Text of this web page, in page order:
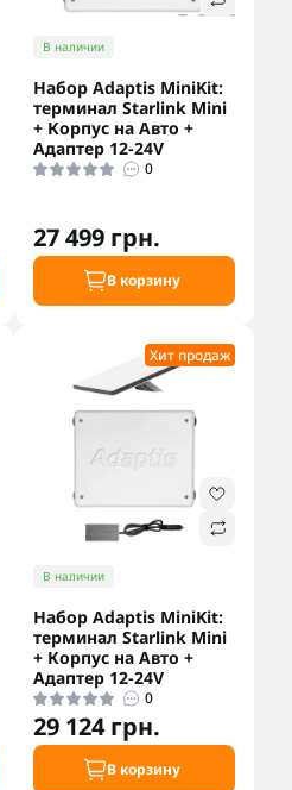
В наличии
Набор Adaptis MiniKit:
терминал Starlink Mini
+ Корпус на Авто +
Адаптер 12-24V
0
27 499 грн.
В корзину
Хит продаж
В наличии
Набор Adaptis MiniKit:
терминал Starlink Mini
+ Корпус на Авто +
Адаптер 12-24V
0
29 124 грн.
В корзину